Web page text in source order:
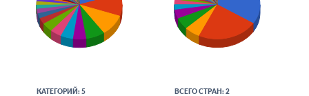
КАТЕГОРИЙ: 5 ВСЕГО СТРАН: 2